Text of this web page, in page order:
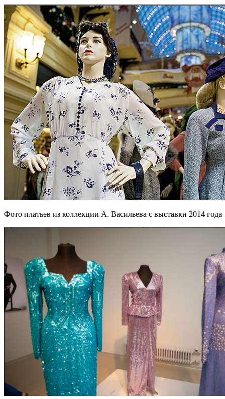
Фото платьев из коллекции А. Васильева с выставки 2014 года